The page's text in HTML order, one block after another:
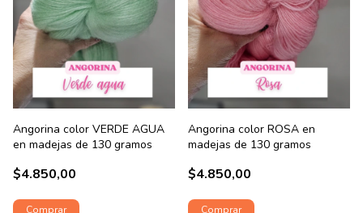
Angorina color VERDE AGUA
en madejas de 130 gramos
$4.850,00
Angorina color ROSA en
madejas de 130 gramos
$4.850,00